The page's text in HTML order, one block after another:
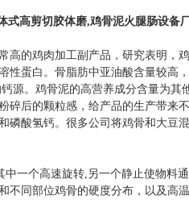
式高剪切胶体磨,鸡骨泥火腿肠设备
的鸡肉加工副产品，研究表明，
蛋白。骨脂肪中亚油酸含量较高
源。鸡骨泥的高营养成分含量为
碎后的颗粒感，给产品的生产带
酸氢钙。很多公司将鸡骨和大豆
中一个高速旋转,另一个静止使物料
不同部位鸡骨的硬度分布，以及高